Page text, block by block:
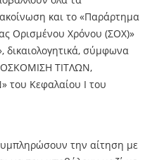
και το «Παράρτημα
Ορισμένου Χρόνου (ΣΟΧ)»
δικαιολογητικά, σύμφωνα
ΤΙΤΛΩΝ,
του Κεφαλαίου Ι του
την αίτηση με